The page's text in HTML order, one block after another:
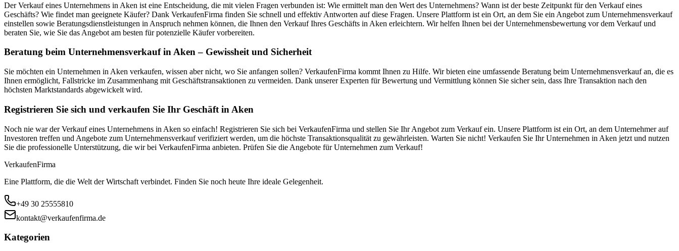
Der Verkauf eines Unternehmens in Aken ist eine Entscheidung, die mit vielen Fragen verbunden ist: Wie ermittelt man den Wert des Unternehmens? Wann ist der beste Zeitpunkt für den Verkauf eines
Geschäfts? Wie findet man geeignete Käufer? Dank VerkaufenFirma finden Sie schnell und effektiv Antworten auf diese Fragen. Unsere Plattform ist ein Ort, an dem Sie ein Angebot zum Unternehmensverkauf
einstellen sowie Beratungsdienstleistungen in Anspruch nehmen können, die Ihnen den Verkauf Ihres Geschäfts in Aken erleichtern. Wir helfen Ihnen bei der Unternehmensbewertung vor dem Verkauf und
beraten Sie, wie Sie das Angebot am besten für potenzielle Käufer vorbereiten.
Beratung beim Unternehmensverkauf in Aken – Gewissheit und Sicherheit
Sie möchten ein Unternehmen in Aken verkaufen, wissen aber nicht, wo Sie anfangen sollen? VerkaufenFirma kommt Ihnen zu Hilfe. Wir bieten eine umfassende Beratung beim Unternehmensverkauf an, die es
Ihnen ermöglicht, Fallstricke im Zusammenhang mit Geschäftstransaktionen zu vermeiden. Dank unserer Experten für Bewertung und Vermittlung können Sie sicher sein, dass Ihre Transaktion nach den
höchsten Marktstandards abgewickelt wird.
Registrieren Sie sich und verkaufen Sie Ihr Geschäft in Aken
Noch nie war der Verkauf eines Unternehmens in Aken so einfach! Registrieren Sie sich bei VerkaufenFirma und stellen Sie Ihr Angebot zum Verkauf ein. Unsere Plattform ist ein Ort, an dem Unternehmer auf
Investoren treffen und Angebote zum Unternehmensverkauf verifiziert werden, um die höchste Transaktionsqualität zu gewährleisten. Warten Sie nicht! Verkaufen Sie Ihr Unternehmen in Aken jetzt und nutzen
Sie die professionelle Unterstützung, die wir bei VerkaufenFirma anbieten. Prüfen Sie die Angebote für Unternehmen zum Verkauf!
VerkaufenFirma
Eine Plattform, die die Welt der Wirtschaft verbindet. Finden Sie noch heute Ihre ideale Gelegenheit.
+49 30 25555810
kontakt@verkaufenfirma.de
Kategorien